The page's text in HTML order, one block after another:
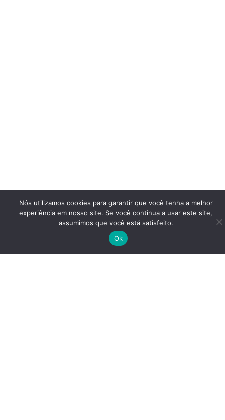
Nós utilizamos cookies para garantir que você tenha a melhor
experiência em nosso site. Se você continua a usar este site,
assumimos que você está satisfeito.
Ok